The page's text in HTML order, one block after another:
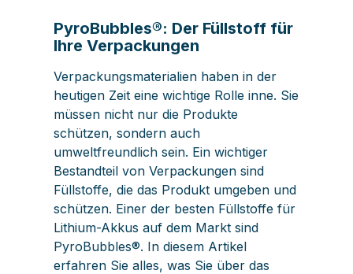
PyroBubbles®: Der Füllstoff für
Ihre Verpackungen
Verpackungsmaterialien haben in der
heutigen Zeit eine wichtige Rolle inne. Sie
müssen nicht nur die Produkte
schützen, sondern auch
umweltfreundlich sein. Ein wichtiger
Bestandteil von Verpackungen sind
Füllstoffe, die das Produkt umgeben und
schützen. Einer der besten Füllstoffe für
Lithium-Akkus auf dem Markt sind
PyroBubbles®. In diesem Artikel
erfahren Sie alles, was Sie über das